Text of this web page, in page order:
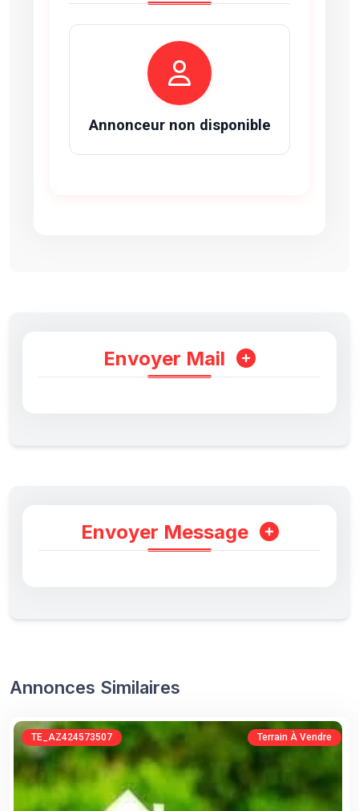
Annonceur non disponible
Envoyer Mail
Envoyer Message
Annonces Similaires
TE_AZ424573507 Terrain À Vendre